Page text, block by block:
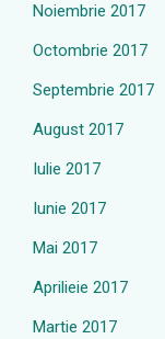
Noiembrie 2017
Octombrie 2017
Septembrie 2017
August 2017
Iulie 2017
Iunie 2017
Mai 2017
Aprilieie 2017
Martie 2017